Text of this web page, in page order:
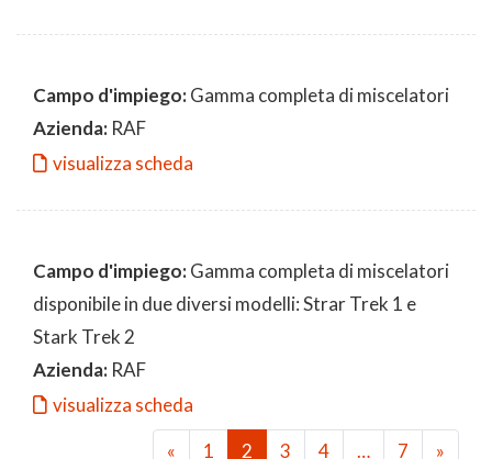
Campo d'impiego:Gamma completa di miscelatori
Azienda: RAF
visualizza scheda
Campo d'impiego:Gamma completa di miscelatori
disponibile in due diversi modelli: Strar Trek 1 e
Stark Trek 2
Azienda: RAF
visualizza scheda
«
1 2 3 4 … 7 »